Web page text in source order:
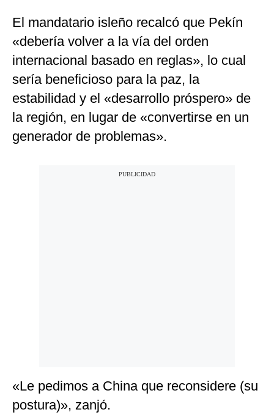
El mandatario isleño recalcó que Pekín
«debería volver a la vía del orden
internacional basado en reglas», lo cual
sería beneficioso para la paz, la
estabilidad y el «desarrollo próspero» de
la región, en lugar de «convertirse en un
generador de problemas».
«Le pedimos a China que reconsidere (su
postura)», zanjó.